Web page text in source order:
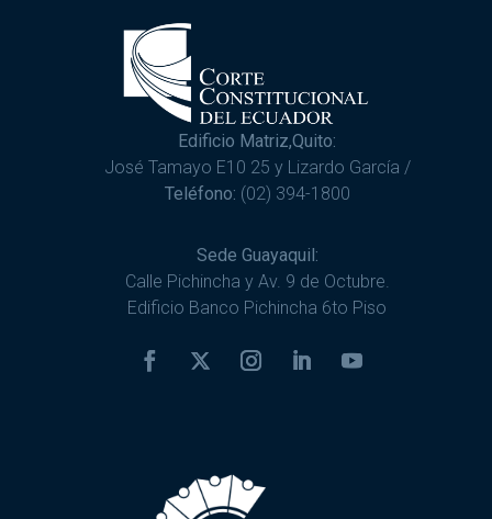
Edificio Matriz,Quito:
José Tamayo E10 25 y Lizardo García /
Teléfono: (02) 394-1800
Sede Guayaquil:
Calle Pichincha y Av. 9 de Octubre.
Edificio Banco Pichincha 6to Piso